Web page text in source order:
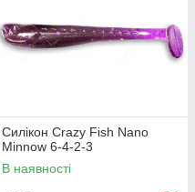
Силікон Crazy Fish Nano
Minnow 6-4-2-3
В наявності